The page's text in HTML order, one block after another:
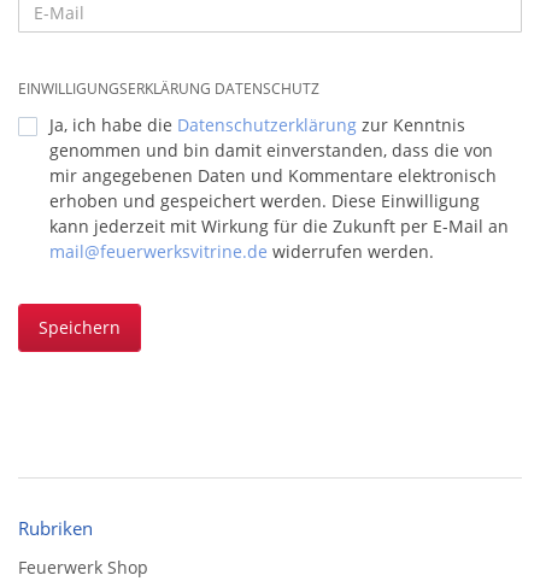
EINWILLIGUNGSERKLÄRUNG DATENSCHUTZ
Ja, ich habe die Datenschutzerklärung zur Kenntnis
genommen und bin damit einverstanden, dass die von
mir angegebenen Daten und Kommentare elektronisch
erhoben und gespeichert werden. Diese Einwilligung
kann jederzeit mit Wirkung für die Zukunft per E-Mail an
mail@feuerwerksvitrine.de widerrufen werden.
Speichern
Rubriken
Feuerwerk Shop